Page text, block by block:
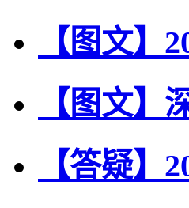
【图文】
【图文】
【答疑】